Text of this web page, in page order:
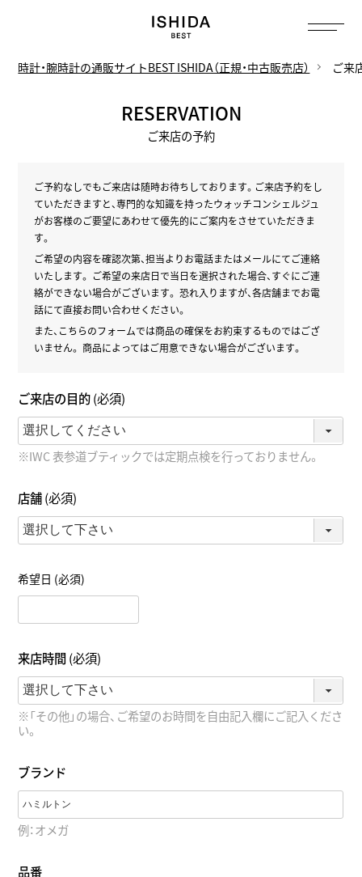
時計・腕時計の通販サイトBEST ISHIDA（正規・中古販売店） ご来
RESERVATION
ご来店の予約
ご予約なしでもご来店は随時お待ちしております。 ご来店予約をし
ていただきますと、専門的な知識を持ったウォッチコンシェルジュ
がお客様のご要望にあわせて優先的にご案内をさせていただきま
す。
ご希望の内容を確認次第、担当よりお電話またはメールにてご連絡
いたします。 ご希望の来店日で当日を選択された場合、すぐにご連
絡ができない場合がございます。 恐れ入りますが、各店舗までお電
話にて直接お問い合わせください。
また、こちらのフォームでは商品の確保をお約束するものではござ
いません。 商品によってはご用意できない場合がございます。
ご来店の目的(必須)
※IWC 表参道ブティックでは定期点検を行っておりません。
店舗(必須)
希望日 (必須)
来店時間 (必須)
※「その他」の場合、ご希望のお時間を自由記入欄にご記入くださ
い。
ブランド
例：オメガ
品番
へ